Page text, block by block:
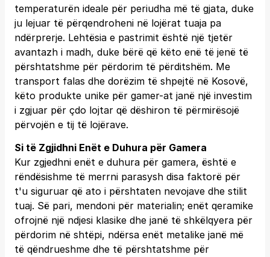
temperaturën ideale për periudha më të gjata, duke
ju lejuar të përqendroheni në lojërat tuaja pa
ndërprerje. Lehtësia e pastrimit është një tjetër
avantazh i madh, duke bërë që këto enë të jenë të
përshtatshme për përdorim të përditshëm. Me
transport falas dhe dorëzim të shpejtë në Kosovë,
këto produkte unike për gamer-at janë një investim
i zgjuar për çdo lojtar që dëshiron të përmirësojë
përvojën e tij të lojërave.
Si të Zgjidhni Enët e Duhura për Gamera
Kur zgjedhni enët e duhura për gamera, është e
rëndësishme të merrni parasysh disa faktorë për
t'u siguruar që ato i përshtaten nevojave dhe stilit
tuaj. Së pari, mendoni për materialin; enët qeramike
ofrojnë një ndjesi klasike dhe janë të shkëlqyera për
përdorim në shtëpi, ndërsa enët metalike janë më
të qëndrueshme dhe të përshtatshme për